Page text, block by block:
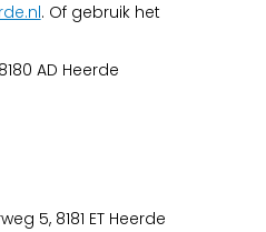
. Of gebruik het
AD Heerde
5, 8181 ET Heerde